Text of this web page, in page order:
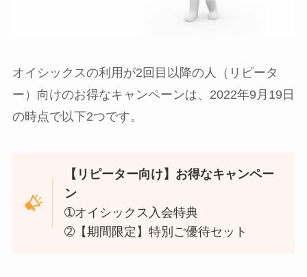
オイシックスの利用が2回目以降の人（リピータ
ー）向けのお得なキャンペーンは、2022年9月19日
の時点で以下2つです。
【リピーター向け】お得なキャンペー
ン
➀オイシックス入会特典
➁【期間限定】特別ご優待セット